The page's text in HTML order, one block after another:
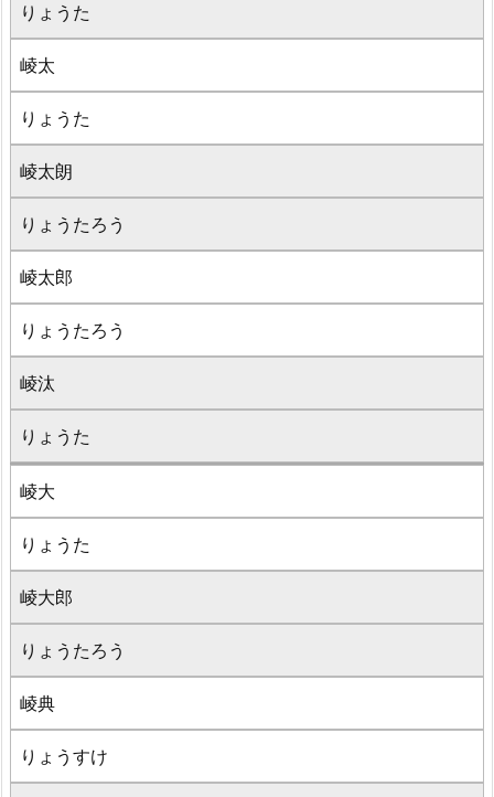
りょうた
崚太
りょうた
崚太朗
りょうたろう
崚太郎
りょうたろう
崚汰
りょうた
崚大
りょうた
崚大郎
りょうたろう
崚典
りょうすけ